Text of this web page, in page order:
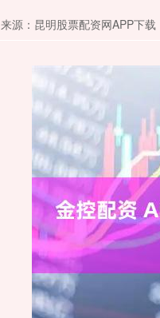
来源：昆明股票配资网APP下载